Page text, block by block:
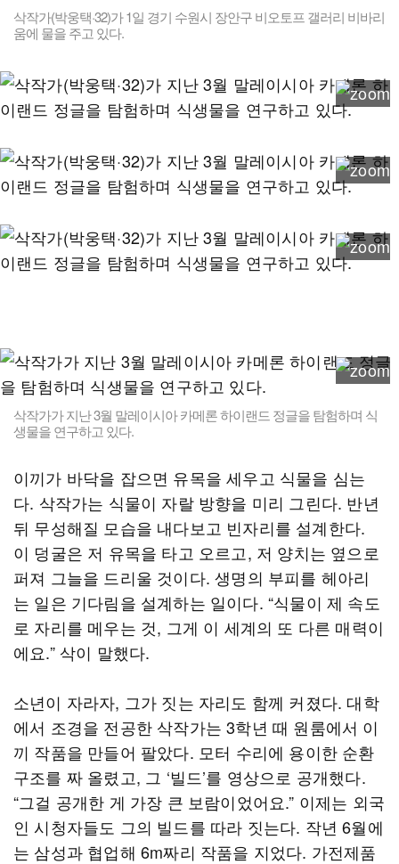
삭작가(박웅택·32)가 1일 경기 수원시 장안구 비오토프 갤러리 비바리
움에 물을 주고 있다.
삭작가가 지난 3월 말레이시아 카메론 하이랜드 정글을 탐험하며 식
생물을 연구하고 있다.
이끼가 바닥을 잡으면 유목을 세우고 식물을 심는
다. 삭작가는 식물이 자랄 방향을 미리 그린다. 반년
뒤 무성해질 모습을 내다보고 빈자리를 설계한다.
이 덩굴은 저 유목을 타고 오르고, 저 양치는 옆으로
퍼져 그늘을 드리울 것이다. 생명의 부피를 헤아리
는 일은 기다림을 설계하는 일이다. “식물이 제 속도
로 자리를 메우는 것, 그게 이 세계의 또 다른 매력이
에요.” 삭이 말했다.
소년이 자라자, 그가 짓는 자리도 함께 커졌다. 대학
에서 조경을 전공한 삭작가는 3학년 때 원룸에서 이
끼 작품을 만들어 팔았다. 모터 수리에 용이한 순환
구조를 짜 올렸고, 그 ‘빌드’를 영상으로 공개했다.
“그걸 공개한 게 가장 큰 보람이었어요.” 이제는 외국
인 시청자들도 그의 빌드를 따라 짓는다. 작년 6월에
는 삼성과 협업해 6m짜리 작품을 지었다. 가전제품